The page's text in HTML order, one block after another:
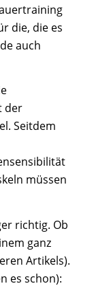
die, die es
auch
der
Seitdem
müssen
richtig. Ob
ganz
Artikels).
es schon):